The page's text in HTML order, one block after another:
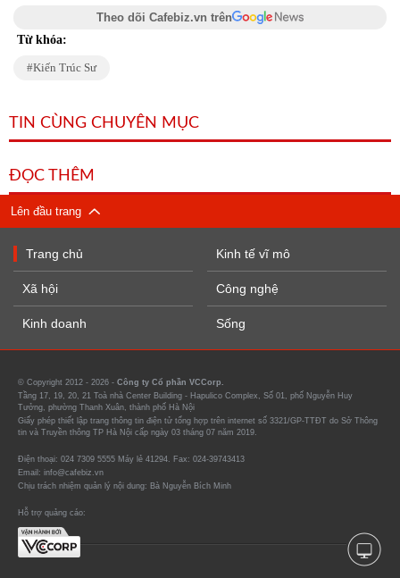
Theo dõi Cafebiz.vn trên
Từ khóa:
Kiến Trúc Sư
TIN CÙNG CHUYÊN MỤC
ĐỌC THÊM
Lên đầu trang
Trang chủ
Xã hội
Kinh doanh
Kinh tế vĩ mô
Công nghệ
Sống
© Copyright 2012 - 2026 - Công ty Cổ phần VCCorp.
Tầng 17, 19, 20, 21 Toà nhà Center Building - Hapulico Complex, Số 01, phố Nguyễn Huy
Tưởng, phường Thanh Xuân, thành phố Hà Nội
Giấy phép thiết lập trang thông tin điện tử tổng hợp trên internet số 3321/GP-TTĐT do Sở Thông
tin và Truyền thông TP Hà Nội cấp ngày 03 tháng 07 năm 2019.
Điện thoại: 024 7309 5555 Máy lẻ 41294. Fax: 024-39743413
Email: info@cafebiz.vn
Chịu trách nhiệm quản lý nội dung: Bà Nguyễn Bích Minh
Hỗ trợ quảng cáo: